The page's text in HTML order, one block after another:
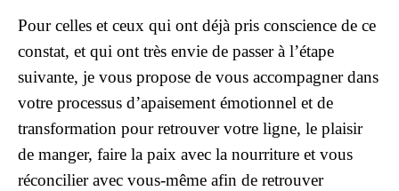
Pour celles et ceux qui ont déjà pris conscience de ce
constat, et qui ont très envie de passer à l’étape
suivante, je vous propose de vous accompagner dans
votre processus d’apaisement émotionnel et de
transformation pour retrouver votre ligne, le plaisir
de manger, faire la paix avec la nourriture et vous
réconcilier avec vous-même afin de retrouver